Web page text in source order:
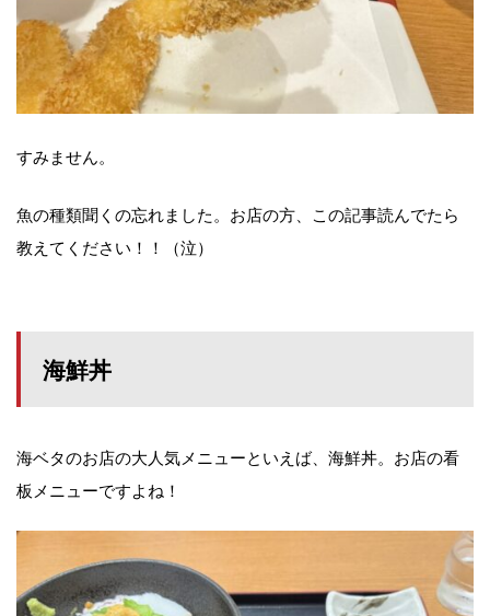
すみません。
魚の種類聞くの忘れました。お店の方、この記事読んでたら
教えてください！！（泣）
海鮮丼
海ベタのお店の大人気メニューといえば、海鮮丼。お店の看
板メニューですよね！